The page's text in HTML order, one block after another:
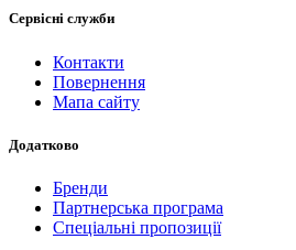
Сервісні служби
Контакти
Повернення
Мапа сайту
Додатково
Бренди
Партнерська програма
Спеціальні пропозиції